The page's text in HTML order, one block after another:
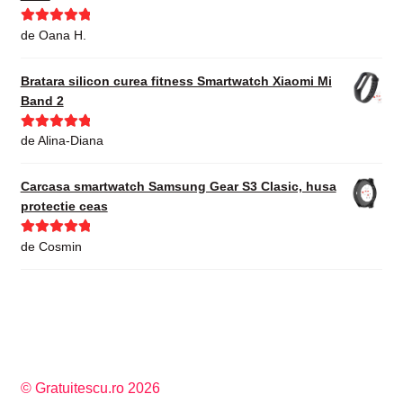
Evaluat la5
de Oana H.
Bratara silicon curea fitness Smartwatch Xiaomi Mi
Band 2
Evaluat la5
de Alina-Diana
Carcasa smartwatch Samsung Gear S3 Clasic, husa
protectie ceas
Evaluat la5
de Cosmin
© Gratuitescu.ro 2026